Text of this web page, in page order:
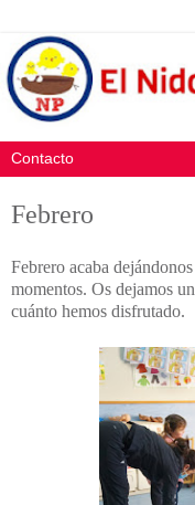
Febrero
Febrero acaba
momentos. Os dejamos
cuánto hemos disfrutado.